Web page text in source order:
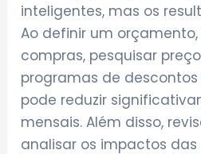
inteligentes, mas os
Ao definir um
compras, pesquisar
programas de
pode reduzir
mensais. Além disso,
analisar os impactos